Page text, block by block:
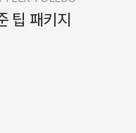
팁 패키지